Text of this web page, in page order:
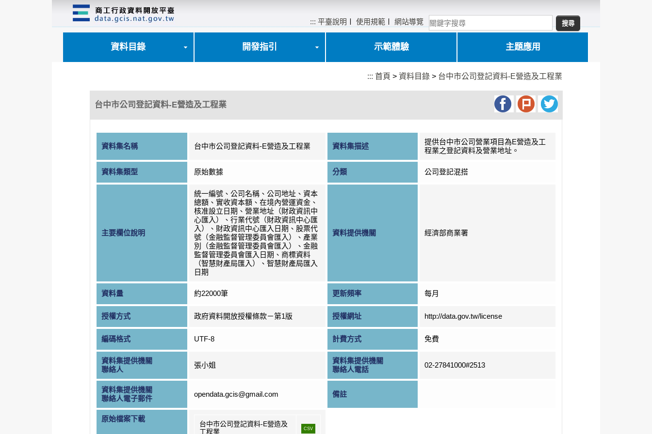
::: 平臺說明 〡使用規範 〡網站導覽
資料目錄 開發指引 示範體驗 主題應用
::: 首頁 >資料目錄 > 台中市公司登記資料-E營造及工程業
台中市公司登記資料-E營造及工程業
資料集名稱 台中市公司登記資料-E營造及工程業 資料集描述
提供台中市公司營業項目為E營造及工
程業之登記資料及營業地址。
資料集類型 原始數據 分類 公司登記混搭
主要欄位說明
統一編號、公司名稱、公司地址、資本
總額、實收資本額、在境內營運資金、
核准設立日期、營業地址（財政資訊中
心匯入）、行業代號（財政資訊中心匯
入）、財政資訊中心匯入日期、股票代
號（金融監督管理委員會匯入）、產業
別（金融監督管理委員會匯入）、金融
監督管理委員會匯入日期、商標資料
（智慧財產局匯入）、智慧財產局匯入
日期
資料提供機關 經濟部商業署
資料量 約22000筆 更新頻率 每月
授權方式 政府資料開放授權條款－第1版 授權網址 http://data.gov.tw/license
編碼格式 UTF-8 計費方式 免費
資料集提供機關
聯絡人
張小姐
資料集提供機關
聯絡人電話
02-27841000#2513
資料集提供機關
聯絡人電子郵件
opendata.gcis@gmail.com 備註
原始檔案下載
台中市公司登記資料-E營造及
工程業
CSV